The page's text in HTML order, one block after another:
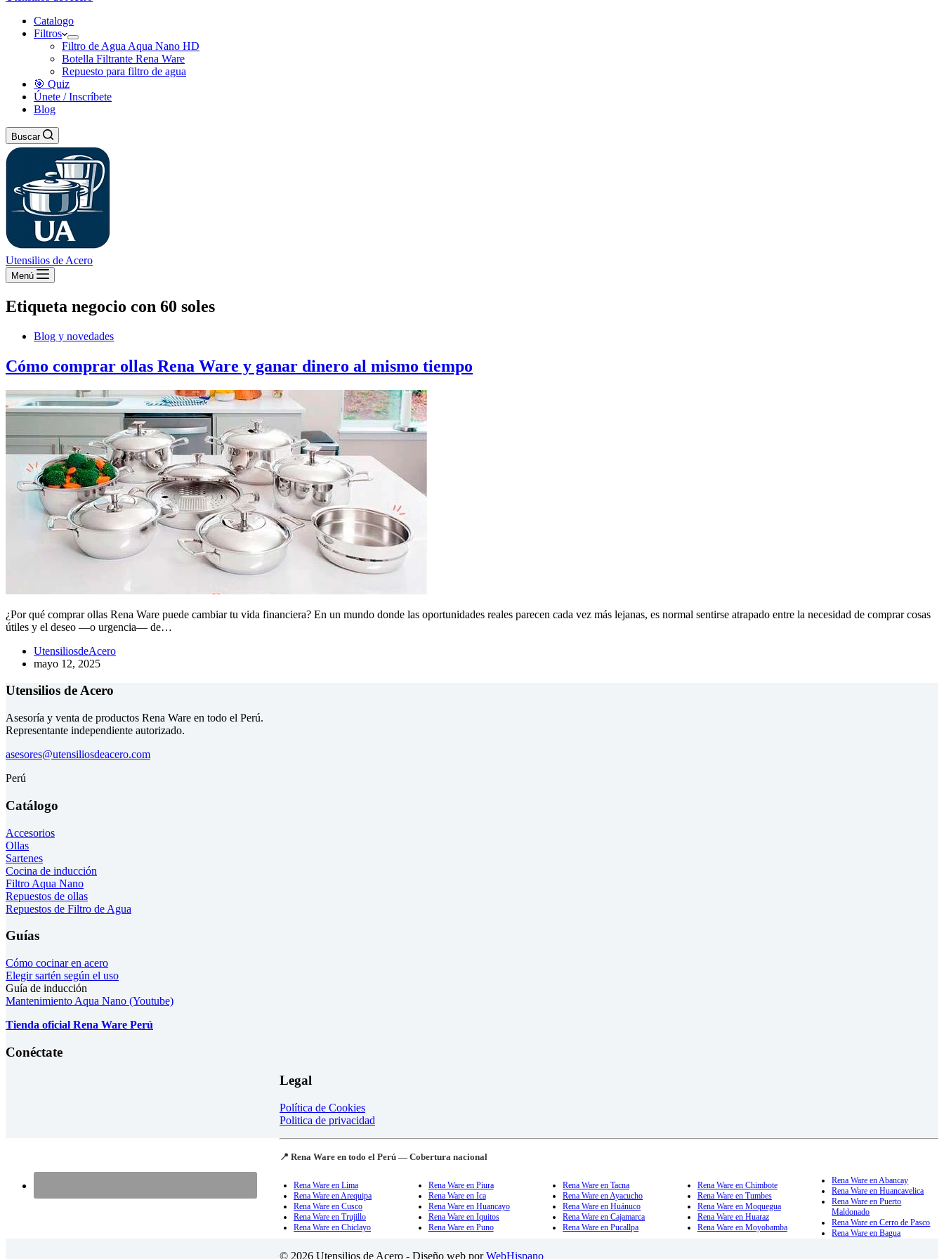
Catalogo
Filtros
Filtro de Agua Aqua Nano HD
Botella Filtrante Rena Ware
Repuesto para filtro de agua
🎯 Quiz
Únete / Inscríbete
Blog
Buscar
Utensilios de Acero
Menú
Etiqueta negocio con 60 soles
Blog y novedades
Cómo comprar ollas Rena Ware y ganar dinero al mismo tiempo
¿Por qué comprar ollas Rena Ware puede cambiar tu vida financiera? En un mundo donde las oportunidades reales parecen cada vez más lejanas, es normal sentirse atrapado entre la necesidad de comprar cosas
útiles y el deseo —o urgencia— de…
UtensiliosdeAcero
mayo 12, 2025
Utensilios de Acero
Asesoría y venta de productos Rena Ware en todo el Perú.
Representante independiente autorizado.
asesores@utensiliosdeacero.com
Perú
Catálogo
Accesorios
Ollas
Sartenes
Cocina de inducción
Filtro Aqua Nano
Repuestos de ollas
Repuestos de Filtro de Agua
Guías
Cómo cocinar en acero
Elegir sartén según el uso
Guía de inducción
Mantenimiento Aqua Nano (Youtube)
Tienda oficial Rena Ware Perú
Conéctate
Legal
Política de Cookies
Politica de privacidad
📍 Rena Ware en todo el Perú — Cobertura nacional
Rena Ware en Lima
Rena Ware en Arequipa
Rena Ware en Cusco
Rena Ware en Trujillo
Rena Ware en Chiclayo
Rena Ware en Piura
Rena Ware en Ica
Rena Ware en Huancayo
Rena Ware en Iquitos
Rena Ware en Puno
Rena Ware en Tacna
Rena Ware en Ayacucho
Rena Ware en Huánuco
Rena Ware en Cajamarca
Rena Ware en Pucallpa
Rena Ware en Chimbote
Rena Ware en Tumbes
Rena Ware en Moquegua
Rena Ware en Huaraz
Rena Ware en Moyobamba
Rena Ware en Abancay
Rena Ware en Huancavelica
Rena Ware en Puerto
Maldonado
Rena Ware en Cerro de Pasco
Rena Ware en Bagua
© 2026 Utensilios de Acero - Diseño web porWebHispano